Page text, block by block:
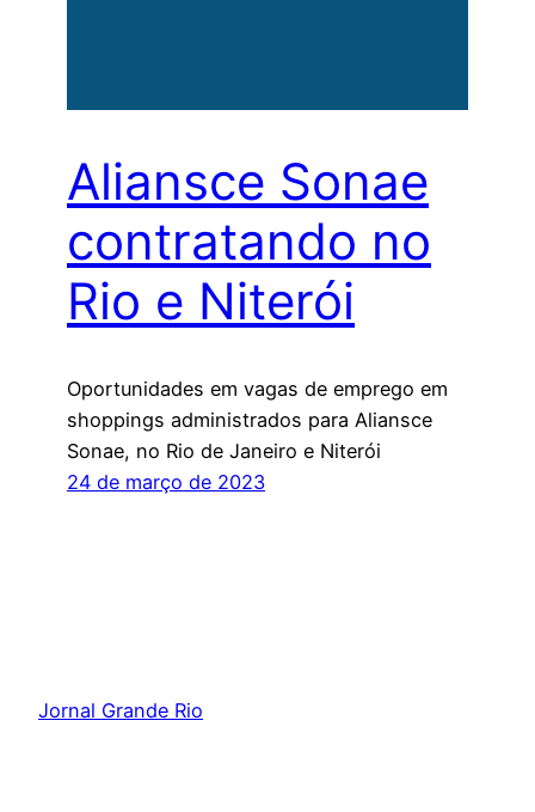
Aliansce Sonae
contratando no
Rio e Niterói
Oportunidades em vagas de emprego em
shoppings administrados para Aliansce
Sonae, no Rio de Janeiro e Niterói
24 de março de 2023
Jornal Grande Rio